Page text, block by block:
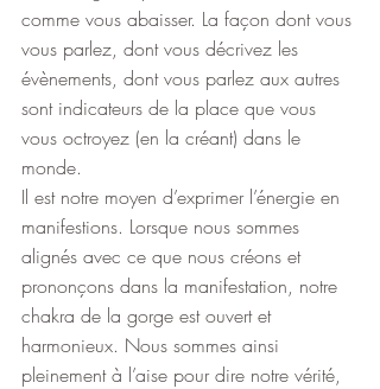
comme vous abaisser. La façon dont vous
vous parlez, dont vous décrivez les
évènements, dont vous parlez aux autres
sont indicateurs de la place que vous
vous octroyez (en la créant) dans le
monde.
Il est notre moyen d’exprimer l’énergie en
manifestions. Lorsque nous sommes
alignés avec ce que nous créons et
prononçons dans la manifestation, notre
chakra de la gorge est ouvert et
harmonieux. Nous sommes ainsi
pleinement à l’aise pour dire notre vérité,